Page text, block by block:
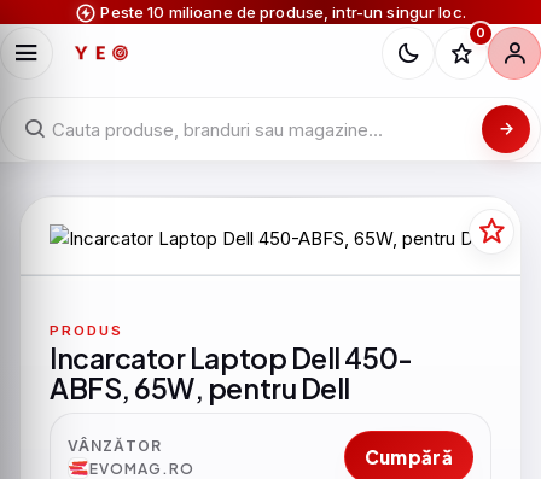
Peste 10 milioane de produse, intr-un singur loc.
0
PRODUS
Incarcator Laptop Dell 450-
ABFS, 65W, pentru Dell
VÂNZĂTOR
EVOMAG.RO
Cumpără